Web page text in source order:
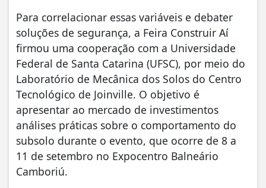
Para correlacionar essas variáveis e debater
soluções de segurança, a Feira Construir Aí
firmou uma cooperação com a Universidade
Federal de Santa Catarina (UFSC), por meio do
Laboratório de Mecânica dos Solos do Centro
Tecnológico de Joinville. O objetivo é
apresentar ao mercado de investimentos
análises práticas sobre o comportamento do
subsolo durante o evento, que ocorre de 8 a
11 de setembro no Expocentro Balneário
Camboriú.